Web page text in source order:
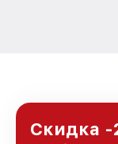
Скидка -